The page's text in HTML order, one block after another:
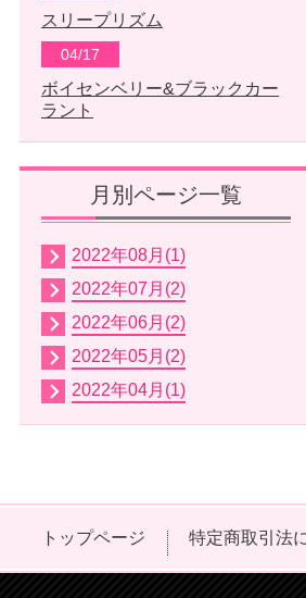
スリープリズム
04/17
ボイセンベリー&ブラックカー
ラント
月別ページ一覧
2022年08月(1)
2022年07月(2)
2022年06月(2)
2022年05月(2)
2022年04月(1)
トップページ 特定商取引法